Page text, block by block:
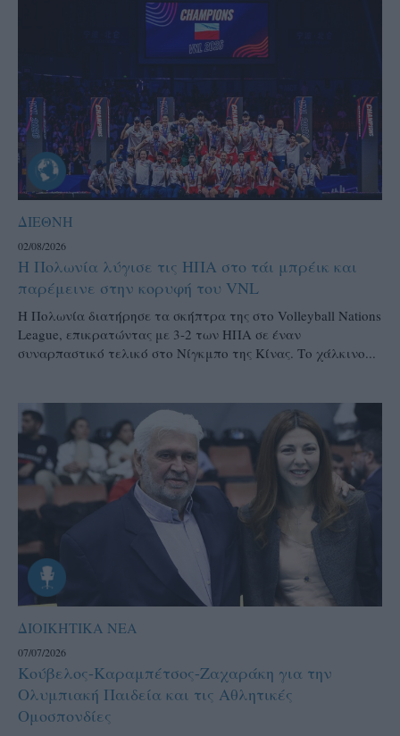
ΔΙΕΘΝΗ
02/08/2026
Η Πολωνία λύγισε τις ΗΠΑ στο τάι μπρέικ και
παρέμεινε στην κορυφή του VNL
Η Πολωνία διατήρησε τα σκήπτρα της στο Volleyball Nations
League, επικρατώντας με 3-2 των ΗΠΑ σε έναν
συναρπαστικό τελικό στο Νίγκμπο της Κίνας. Το χάλκινο...
ΔΙΟΙΚΗΤΙΚΑ ΝΕΑ
07/07/2026
Κούβελος-Καραμπέτσος-Ζαχαράκη για την
Ολυμπιακή Παιδεία και τις Αθλητικές
Ομοσπονδίες